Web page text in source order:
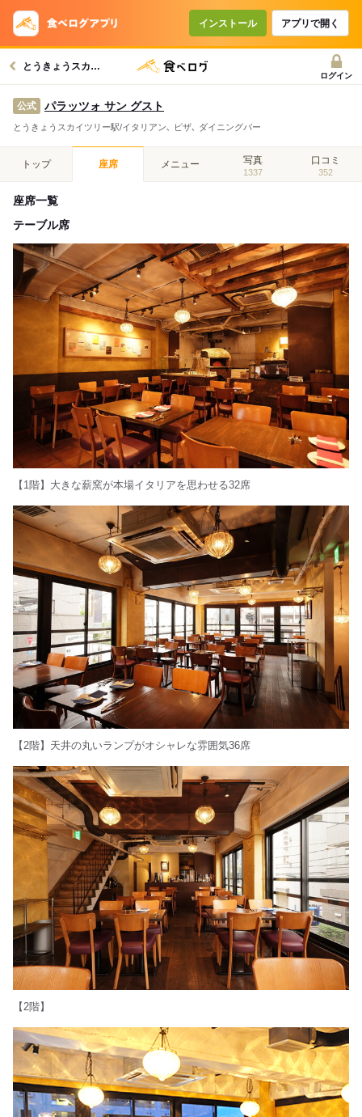
インストール アプリで開く
とうきょうスカイツリー駅グルメへ
ログイン
公式 パラッツォ サン グスト
とうきょうスカイツリー駅/イタリアン､ ピザ､ ダイニングバー
トップ 座席 メニュー 写真
1337
口コミ
352
座席一覧
テーブル席
【1階】大きな薪窯が本場イタリアを思わせる32席
【2階】天井の丸いランプがオシャレな雰囲気36席
【2階】